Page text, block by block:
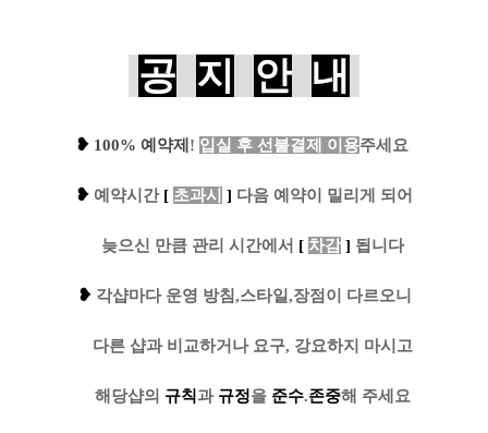
공 지 안 내
❥ 100% 예약제 ! 입실 후 선불결제 이용주세요
❥ 예 약시간[ 초과시 ] 다음 예약이 밀리게 되어
늦으신 만큼 관리 시간에서 [ 차감 ] 됩니다
❥ 각샵마다 운영 방침,스타일,장점이 다르오니
다른 샵과 비교하거나 요구, 강요하지 마시고
해당샵의 규칙과 규정을 준수.존중해 주세요